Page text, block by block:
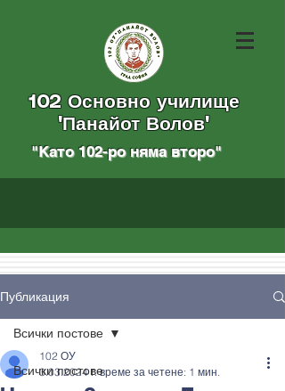
102 Основно училище
"Панайот Волов"
"Като 102-ро няма вторo"
Публикация
Всички постове
Всички постове
102 ОУ
3.03.2024 г. време за четене: 1 мин.